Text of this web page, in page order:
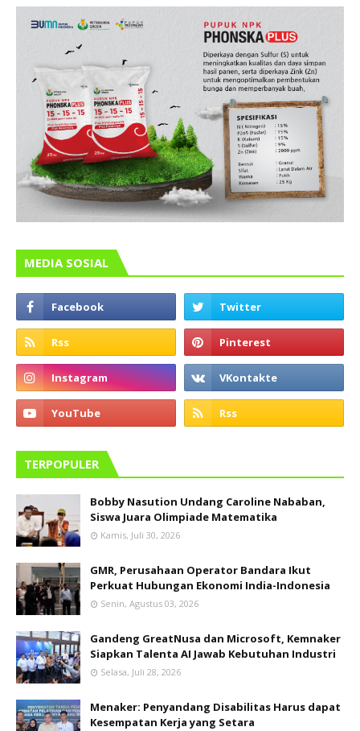
MEDIA SOSIAL
TERPOPULER
Bobby Nasution Undang Caroline Nababan,
Siswa Juara Olimpiade Matematika
Kamis, Juli 30, 2026
GMR, Perusahaan Operator Bandara Ikut
Perkuat Hubungan Ekonomi India-Indonesia
Senin, Agustus 03, 2026
Gandeng GreatNusa dan Microsoft, Kemnaker
Siapkan Talenta AI Jawab Kebutuhan Industri
Selasa, Juli 28, 2026
Menaker: Penyandang Disabilitas Harus dapat
Kesempatan Kerja yang Setara